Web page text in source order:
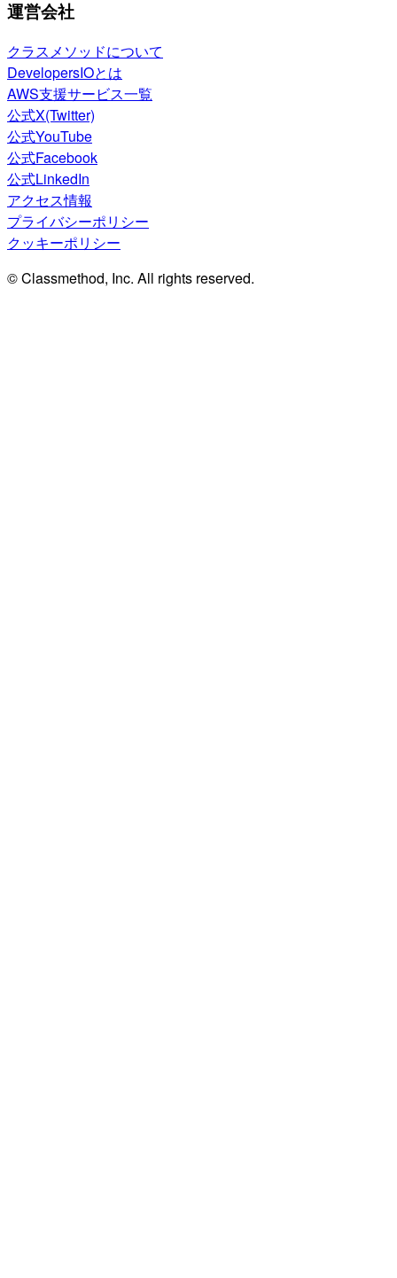
運営会社
クラスメソッドについて
DevelopersIOとは
AWS支援サービス一覧
公式X(Twitter)
公式YouTube
公式Facebook
公式LinkedIn
アクセス情報
プライバシーポリシー
クッキーポリシー
© Classmethod, Inc. All rights reserved.